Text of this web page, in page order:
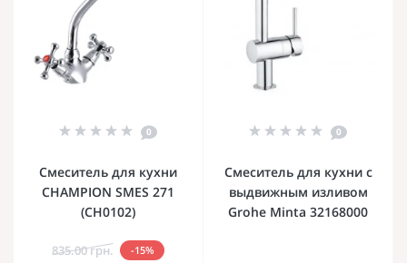
0
Смеситель для кухни
CHAMPION SMES 271
(CH0102)
835.00 грн. -15%
0
Смеситель для кухни с
выдвижным изливом
Grohe Minta 32168000